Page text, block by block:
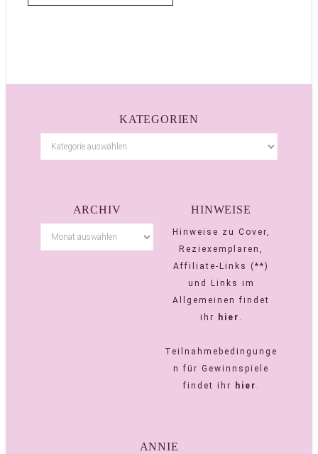
KATEGORIEN
ARCHIV HINWEISE
Hinweise zu Cover,
Reziexemplaren,
Affiliate-Links (**)
und Links im
Allgemeinen findet
ihr
hier .
Teilnahmebedingunge
n für Gewinnspiele
findet ihr
hier .
ANNIE